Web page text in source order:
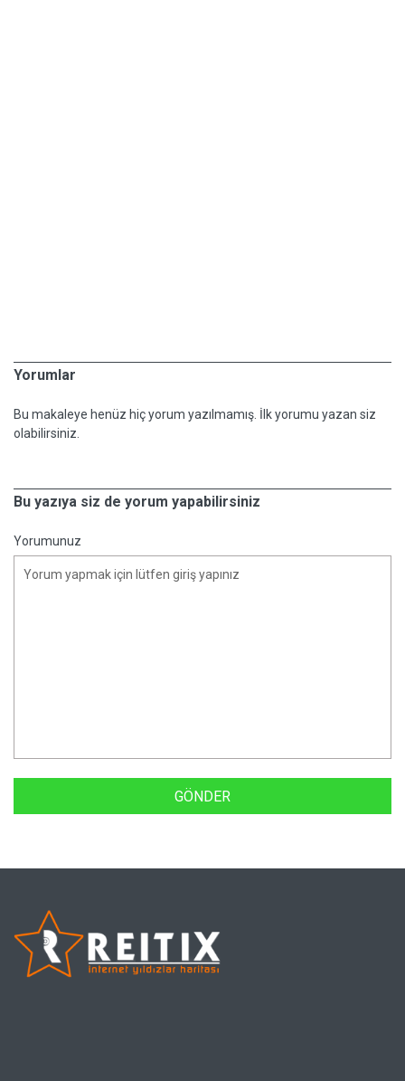
Yorumlar
Bu makaleye henüz hiç yorum yazılmamış. İlk yorumu yazan siz
olabilirsiniz.
Bu yazıya siz de yorum yapabilirsiniz
Yorumunuz